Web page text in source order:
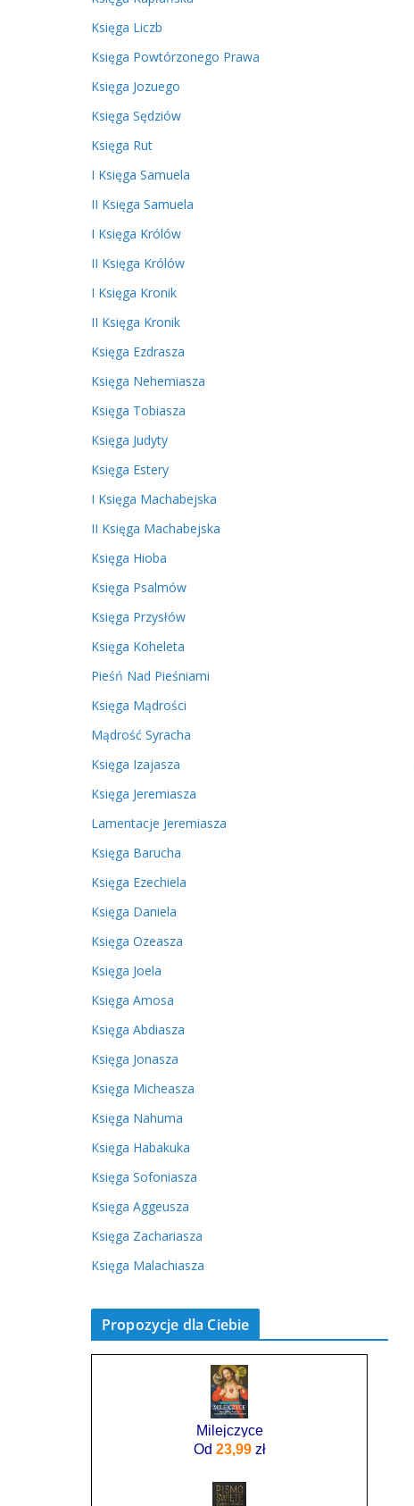
Księga Liczb
Księga Powtórzonego Prawa
Księga Jozuego
Księga Sędziów
Księga Rut
I Księga Samuela
II Księga Samuela
I Księga Królów
II Księga Królów
I Księga Kronik
II Księga Kronik
Księga Ezdrasza
Księga Nehemiasza
Księga Tobiasza
Księga Judyty
Księga Estery
I Księga Machabejska
II Księga Machabejska
Księga Hioba
Księga Psalmów
Księga Przysłów
Księga Koheleta
Pieśń Nad Pieśniami
Księga Mądrości
Mądrość Syracha
Księga Izajasza
Księga Jeremiasza
Lamentacje Jeremiasza
Księga Barucha
Księga Ezechiela
Księga Daniela
Księga Ozeasza
Księga Joela
Księga Amosa
Księga Abdiasza
Księga Jonasza
Księga Micheasza
Księga Nahuma
Księga Habakuka
Księga Sofoniasza
Księga Aggeusza
Księga Zachariasza
Księga Malachiasza
Propozycje dla Ciebie
Milejczyce
Od 23,99zł